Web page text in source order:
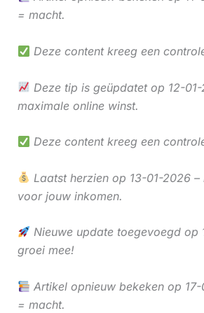
= macht.
Deze content kreeg een
Deze tip is geüpdatet op 12-
maximale online winst.
Deze content kreeg een
Laatst herzien op 13-01-2026 –
voor jouw inkomen.
Nieuwe update toegevoegd op
groei mee!
Artikel opnieuw bekeken op
= macht.